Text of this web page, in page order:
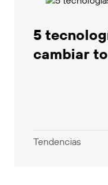
5
cambiar
Tendencias